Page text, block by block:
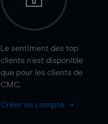
Le sentiment des top
clients n'est disponible
que pour les clients de
CMC.
Créer un compte